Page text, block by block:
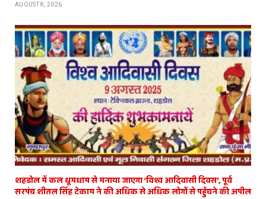
AUGUST 8, 2026
शहडोल में कल धूमधाम से मनाया जाएगा ‘विश्व आदिवासी दिवस’, पूर्व
सरपंच शीतल सिंह टेकाम ने की अधिक से अधिक लोगों से पहुँचने की अपील